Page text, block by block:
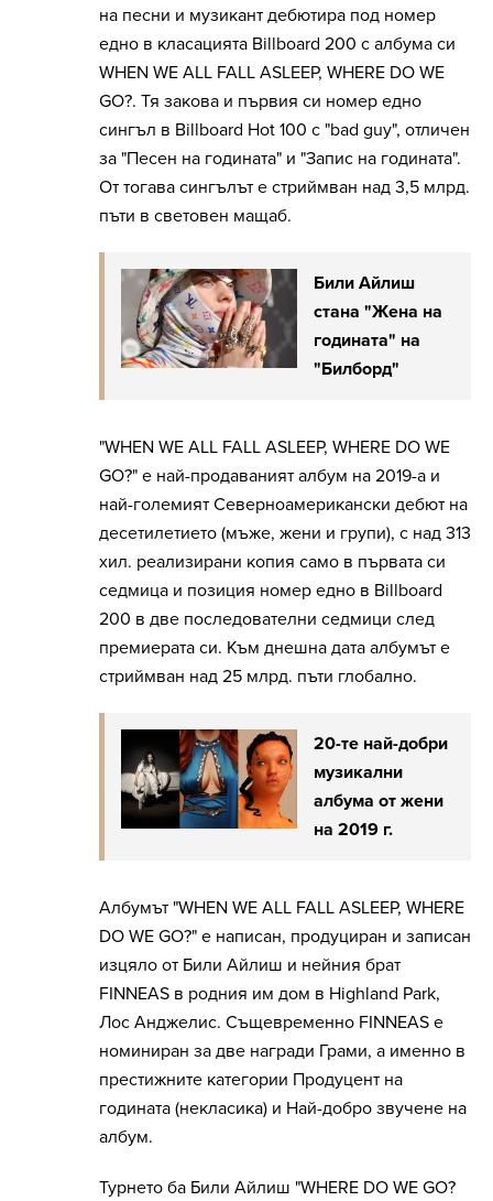
на песни и музикант дебютира под номер
едно в класацията Billboard 200 с албума си
WHEN WE ALL FALL ASLEEP, WHERE DO WE
GO?. Тя закова и първия си номер едно
сингъл в Billboard Hot 100 с "bad guy", отличен
за "Песен на годината" и "Запис на годината".
От тогава сингълът е стриймван над 3,5 млрд.
пъти в световен мащаб.
Били Айлиш
стана "Жена на
годината" на
"Билборд"
"WHEN WE ALL FALL ASLEEP, WHERE DO WE
GO?" е най-продаваният албум на 2019-а и
най-големият Северноамерикански дебют на
десетилетието (мъже, жени и групи), с над 313
хил. реализирани копия само в първата си
седмица и позиция номер едно в Billboard
200 в две последователни седмици след
премиерата си. Към днешна дата албумът е
стриймван над 25 млрд. пъти глобално.
20-те най-добри
музикални
албума от жени
на 2019 г.
Албумът "WHEN WE ALL FALL ASLEEP, WHERE
DO WE GO?" е написан, продуциран и записан
изцяло от Били Айлиш и нейния брат
FINNEAS в родния им дом в Highland Park,
Лос Анджелис. Същевременно FINNEAS е
номиниран за две награди Грами, а именно в
престижните категории Продуцент на
годината (некласика) и Най-добро звучене на
албум.
Турнето ба Били Айлиш "WHERE DO WE GO?